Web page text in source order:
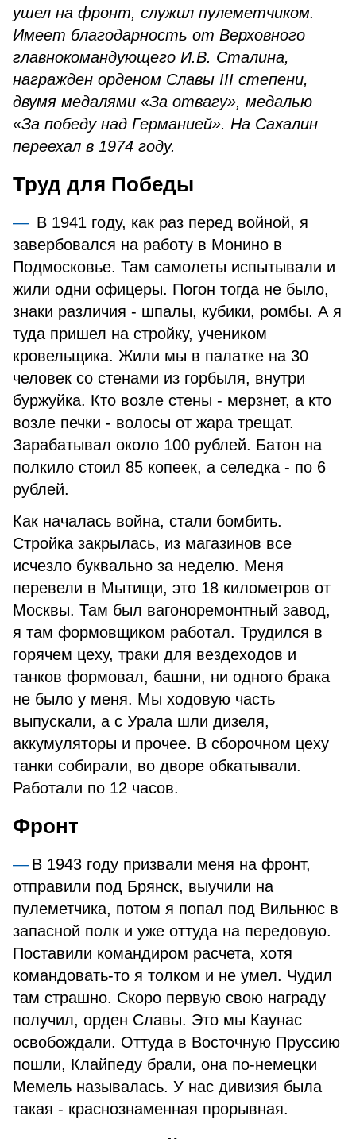
ушел на фронт, служил пулеметчиком.
Имеет благодарность от Верховного
главнокомандующего И.В. Сталина,
награжден орденом Славы III степени,
двумя медалями «За отвагу», медалью
«За победу над Германией». На Сахалин
переехал в 1974 году.
Труд для Победы
В 1941 году, как раз перед войной, я
завербовался на работу в Монино в
Подмосковье. Там самолеты испытывали и
жили одни офицеры. Погон тогда не было,
знаки различия - шпалы, кубики, ромбы. А я
туда пришел на стройку, учеником
кровельщика. Жили мы в палатке на 30
человек со стенами из горбыля, внутри
буржуйка. Кто возле стены - мерзнет, а кто
возле печки - волосы от жара трещат.
Зарабатывал около 100 рублей. Батон на
полкило стоил 85 копеек, а селедка - по 6
рублей.
Как началась война, стали бомбить.
Стройка закрылась, из магазинов все
исчезло буквально за неделю. Меня
перевели в Мытищи, это 18 километров от
Москвы. Там был вагоноремонтный завод,
я там формовщиком работал. Трудился в
горячем цеху, траки для вездеходов и
танков формовал, башни, ни одного брака
не было у меня. Мы ходовую часть
выпускали, а с Урала шли дизеля,
аккумуляторы и прочее. В сборочном цеху
танки собирали, во дворе обкатывали.
Работали по 12 часов.
Фронт
В 1943 году призвали меня на фронт,
отправили под Брянск, выучили на
пулеметчика, потом я попал под Вильнюс в
запасной полк и уже оттуда на передовую.
Поставили командиром расчета, хотя
командовать-то я толком и не умел. Чудил
там страшно. Скоро первую свою награду
получил, орден Славы. Это мы Каунас
освобождали. Оттуда в Восточную Пруссию
пошли, Клайпеду брали, она по-немецки
Мемель называлась. У нас дивизия была
такая - краснознаменная прорывная.